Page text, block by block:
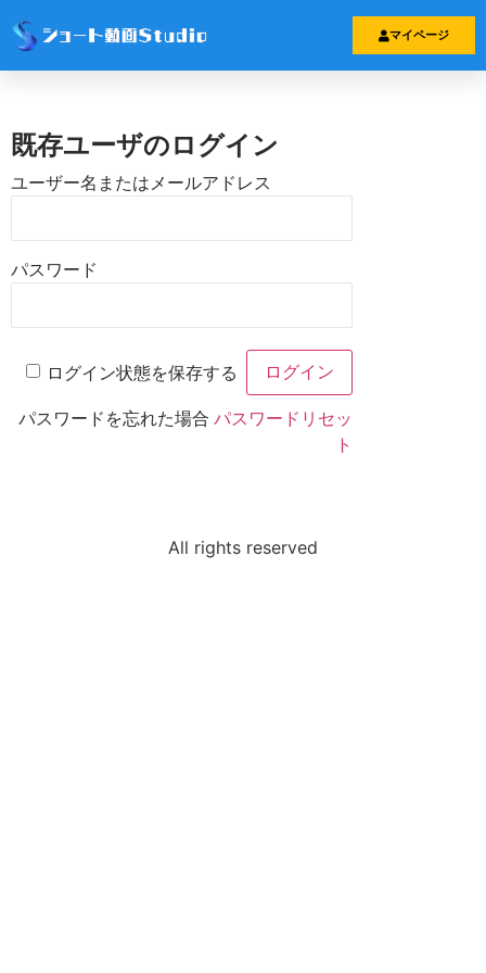
マイページ
Elementor #1359
既存ユーザのログイン
ユーザー名またはメールアドレス
パスワード
ログイン状態を保存する
パスワードを忘れた場合 パスワードリセッ
ト
All rights reserved